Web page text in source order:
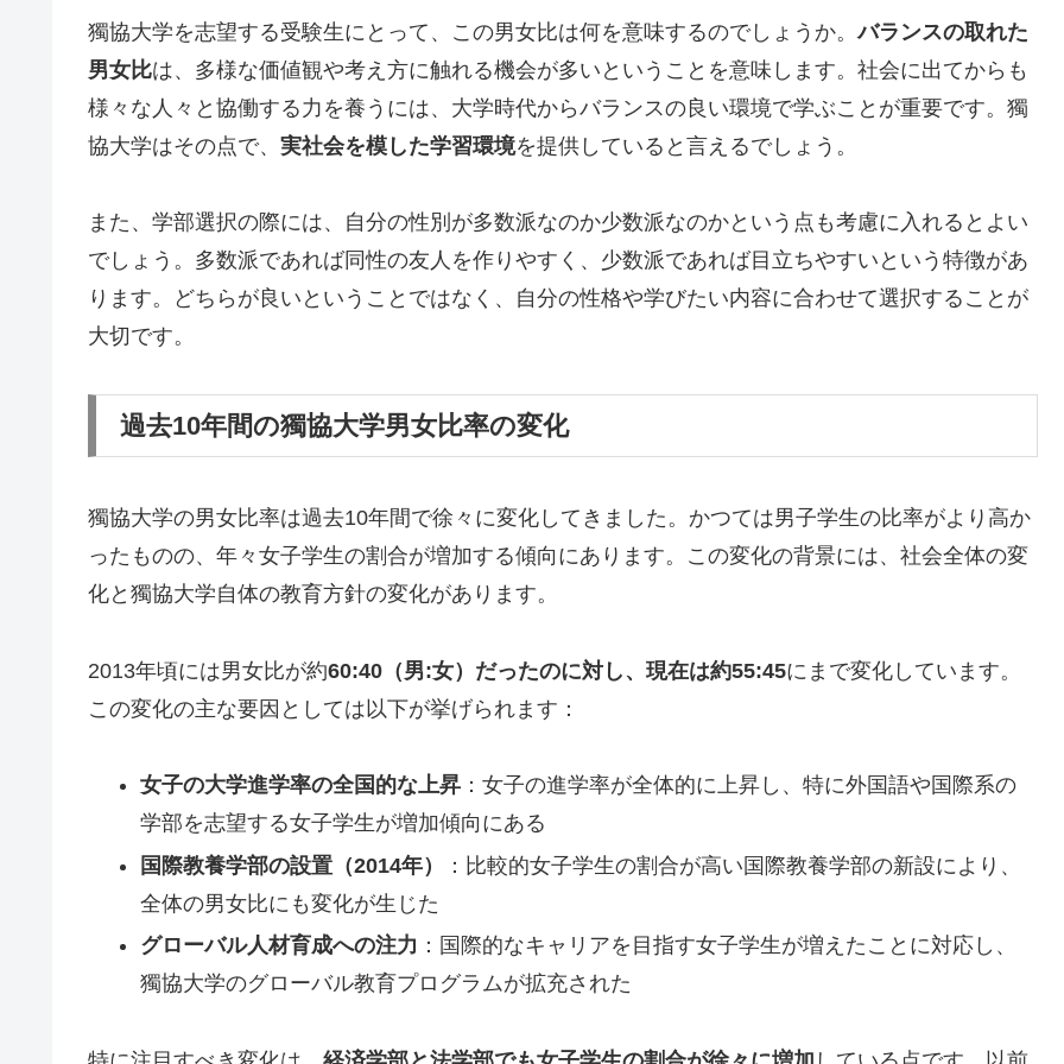
獨協大学を志望する受験生にとって、この男女比は何を意味するのでしょうか。バランスの取れた
男女比は、多様な価値観や考え方に触れる機会が多いということを意味します。社会に出てからも
様々な人々と協働する力を養うには、大学時代からバランスの良い環境で学ぶことが重要です。獨
協大学はその点で、 実社会を模した学習環境を提供していると言えるでしょう。
また、学部選択の際には、自分の性別が多数派なのか少数派なのかという点も考慮に入れるとよい
でしょう。多数派であれば同性の友人を作りやすく、少数派であれば目立ちやすいという特徴があ
ります。どちらが良いということではなく、自分の性格や学びたい内容に合わせて選択することが
大切です。
過去10年間の獨協大学男女比率の変化
獨協大学の男女比率は過去10年間で徐々に変化してきました。かつては男子学生の比率がより高か
ったものの、年々女子学生の割合が増加する傾向にあります。この変化の背景には、社会全体の変
化と獨協大学自体の教育方針の変化があります。
2013年頃には男女比が約60:40（男:女）だったのに対し、現在は約55:45にまで変化しています。
この変化の主な要因としては以下が挙げられます：
女子の大学進学率の全国的な上昇：女子の進学率が全体的に上昇し、特に外国語や国際系の
学部を志望する女子学生が増加傾向にある
国際教養学部の設置（2014年）
：比較的女子学生の割合が高い国際教養学部の新設により、
全体の男女比にも変化が生じた
グローバル人材育成への注力 ：国際的なキャリアを目指す女子学生が増えたことに対応し、
獨協大学のグローバル教育プログラムが拡充された